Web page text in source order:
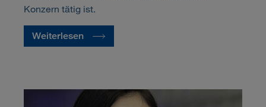
Konzern tätig ist.
Weiterlesen